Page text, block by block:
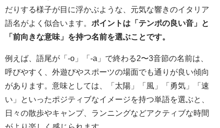
だりする様子が目に浮かぶような、元気な響きのイタリア
語名がよく似合います。 ポイントは「テンポの良い音」と
「前向きな意味」を持つ名前を選ぶことです。
例えば、語尾が「-o」「-a」で終わる2〜3音節の名前は、
呼びやすく、外遊びやスポーツの場面でも通りが良い傾向
があります。意味としては、「太陽」「風」「勇気」「速
い」といったポジティブなイメージを持つ単語を選ぶと、
日々の散歩やキャンプ、ランニングなどアクティブな時間
がより楽しく感じられます。